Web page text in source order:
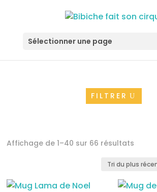
Sélectionner une page
FILTRER
Affichage de 1–40 sur 66 résultats
récent